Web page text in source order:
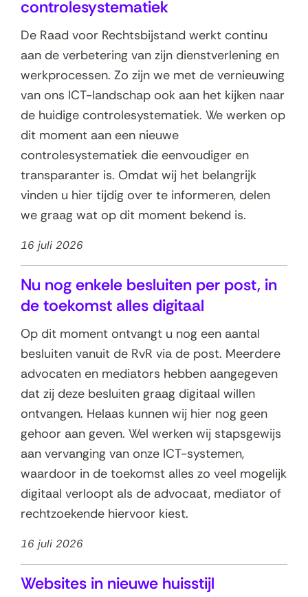
t
e
n
controlesystematiek
De Raad voor Rechtsbijstand werkt continu
aan de verbetering van zijn dienstverlening en
werkprocessen. Zo zijn we met de vernieuwing
van ons ICT-landschap ook aan het kijken naar
de huidige controlesystematiek. We werken op
dit moment aan een nieuwe
controlesystematiek die eenvoudiger en
transparanter is. Omdat wij het belangrijk
vinden u hier tijdig over te informeren, delen
we graag wat op dit moment bekend is.
16 juli 2026
Nu nog enkele besluiten per post, in
de toekomst alles digitaal
Op dit moment ontvangt u nog een aantal
besluiten vanuit de RvR via de post. Meerdere
advocaten en mediators hebben aangegeven
dat zij deze besluiten graag digitaal willen
ontvangen. Helaas kunnen wij hier nog geen
gehoor aan geven. Wel werken wij stapsgewijs
aan vervanging van onze ICT-systemen,
waardoor in de toekomst alles zo veel mogelijk
digitaal verloopt als de advocaat, mediator of
rechtzoekende hiervoor kiest.
16 juli 2026
Websites in nieuwe huisstijl